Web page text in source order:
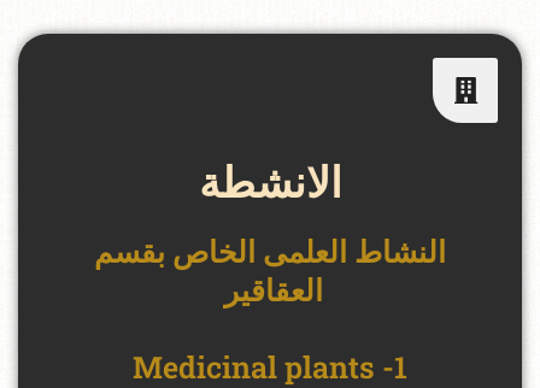
الانشطة
النشاط العلمى الخاص بقسم
العقاقير
1- Medicinal plants